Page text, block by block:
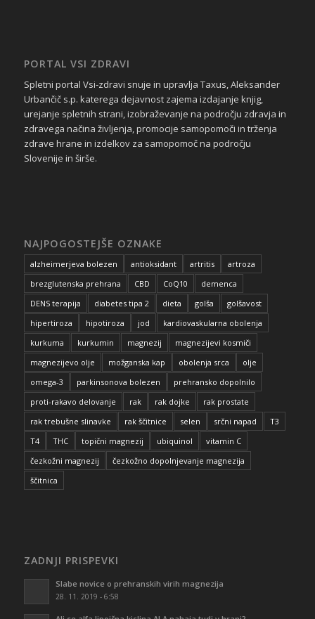
PORTAL VSI ZDRAVI
Spletni portal Vsi-zdravi snuje in upravlja Taxus, Aleksander
Urbančič s.p. katerega dejavnost zajema izdajanje knjig,
urejanje spletnih strani, izobraževanje na področju zdravja in
zdravega načina življenja, promocije samopomoči in trženja
zdrave hrane in izdelkov za samopomoč na področju
Slovenije in širše.
NAJPOGOSTEJŠE OZNAKE
alzheimerjeva bolezen antioksidant artritis
artroza
brezglutenska prehrana
CBD CoQ10
demenca
DENS terapija
diabetes tipa 2 dieta golša
golšavost
hipertiroza
hipotiroza jod
kardiovaskularna obolenja
kurkuma
kurkumin magnezij
magnezijevi kosmiči
magnezijevo olje
možganska kap obolenja srca
olje
omega-3
parkinsonova bolezen
prehransko dopolnilo
proti-rakavo delovanje
rak rak dojke
rak prostate
rak trebušne slinavke
rak ščitnice selen srčni napad
T3
T4
THC topični magnezij ubiquinol
vitamin C
čezkožni magnezij
čezkožno dopolnjevanje magnezija
ščitnica
ZADNJI PRISPEVKI
Slabe novice o prehranskih virih magnezija
28. 11. 2019 - 6:58